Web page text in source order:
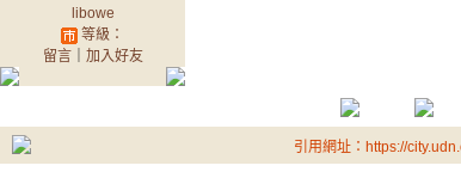
libowe
等級：
留言｜ 加入好友
引用網址：https://